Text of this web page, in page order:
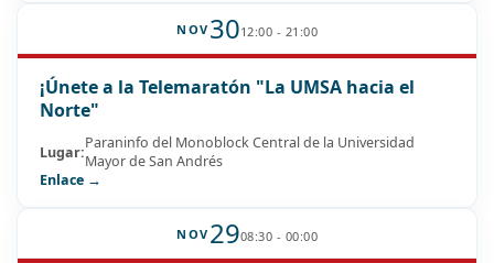
NOV 3012:00 - 21:00
¡Únete a la Telemaratón "La UMSA hacia el
Norte"
Lugar:Paraninfo del Monoblock Central de la Universidad
Mayor de San Andrés
Enlace →
NOV 2908:30 - 00:00